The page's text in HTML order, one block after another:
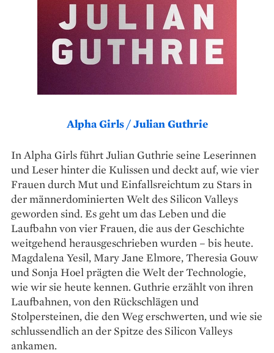
Alpha Girls / Julian Guthrie
In Alpha Girls führt Julian Guthrie seine Leserinnen
und Leser hinter die Kulissen und deckt auf, wie vier
Frauen durch Mut und Einfallsreichtum zu Stars in
der männerdominierten Welt des Silicon Valleys
geworden sind. Es geht um das Leben und die
Laufbahn von vier Frauen, die aus der Geschichte
weitgehend herausgeschrieben wurden – bis heute.
Magdalena Yesil, Mary Jane Elmore, Theresia Gouw
und Sonja Hoel prägten die Welt der Technologie,
wie wir sie heute kennen. Guthrie erzählt von ihren
Laufbahnen, von den Rückschlägen und
Stolpersteinen, die den Weg erschwerten, und wie sie
schlussendlich an der Spitze des Silicon Valleys
ankamen.